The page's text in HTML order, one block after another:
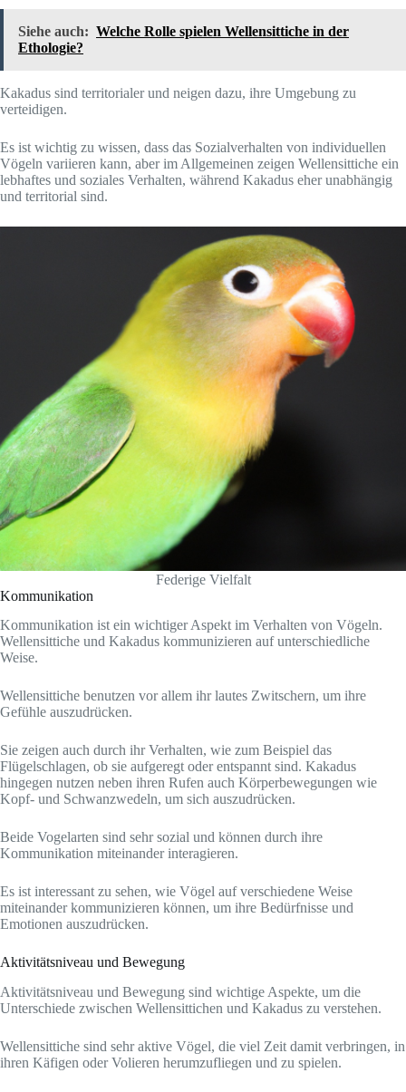
Siehe auch: Welche Rolle spielen Wellensittiche in der
Ethologie?
Kakadus sind territorialer und neigen dazu, ihre Umgebung zu
verteidigen.
Es ist wichtig zu wissen, dass das Sozialverhalten von individuellen
Vögeln variieren kann, aber im Allgemeinen zeigen Wellensittiche ein
lebhaftes und soziales Verhalten, während Kakadus eher unabhängig
und territorial sind.
Federige Vielfalt
Kommunikation
Kommunikation ist ein wichtiger Aspekt im Verhalten von Vögeln.
Wellensittiche und Kakadus kommunizieren auf unterschiedliche
Weise.
Wellensittiche benutzen vor allem ihr lautes Zwitschern, um ihre
Gefühle auszudrücken.
Sie zeigen auch durch ihr Verhalten, wie zum Beispiel das
Flügelschlagen, ob sie aufgeregt oder entspannt sind. Kakadus
hingegen nutzen neben ihren Rufen auch Körperbewegungen wie
Kopf- und Schwanzwedeln, um sich auszudrücken.
Beide Vogelarten sind sehr sozial und können durch ihre
Kommunikation miteinander interagieren.
Es ist interessant zu sehen, wie Vögel auf verschiedene Weise
miteinander kommunizieren können, um ihre Bedürfnisse und
Emotionen auszudrücken.
Aktivitätsniveau und Bewegung
Aktivitätsniveau und Bewegung sind wichtige Aspekte, um die
Unterschiede zwischen Wellensittichen und Kakadus zu verstehen.
Wellensittiche sind sehr aktive Vögel, die viel Zeit damit verbringen, in
ihren Käfigen oder Volieren herumzufliegen und zu spielen.